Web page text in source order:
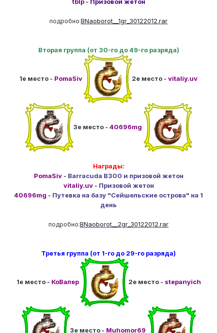
tblp- Призовой жетон
подробно:BNaoborot__1gr_30122012.rar
Вторая группа (от 30-го до 49-го разряда)
1е место - PomaSiv 2е место - vitaliy.uv
3е место - 40696mg
Награды:
PomaSiv- Barracuda B300 и призовой жетон
vitaliy.uv- Призовой жетон
40696mg - Путевка на базу "Сейшельские острова" на 1
день
подробно:BNaoborot__2gr_30122012.rar
Третья группа (от 1-го до 29-го разряда)
1е место - КоВалер 2е место - stepanyich
3е место - Muhomor69